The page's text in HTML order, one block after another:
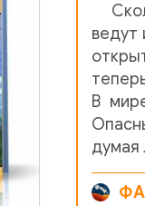
ведут
В
думая